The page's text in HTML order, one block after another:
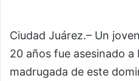
Ciudad Juárez.– Un
20 años fue asesinado a
madrugada de este